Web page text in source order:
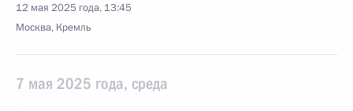
12 мая 2025 года, 13:45
Москва, Кремль
7 мая 2025 года, среда